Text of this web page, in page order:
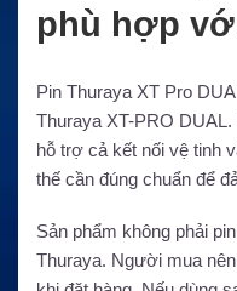
phù hợp
Pin Thuraya XT Pro
Thuraya XT-PRO
hỗ trợ cả kết nối vệ tinh
thế cần đúng chuẩn để
Sản phẩm không phải
Thuraya. Người mua